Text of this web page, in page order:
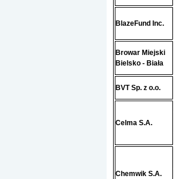
BlazeFund Inc.
Browar Miejski
Bielsko - Biała
BVT Sp. z o.o.
Celma S.A.
Chemwik S.A.